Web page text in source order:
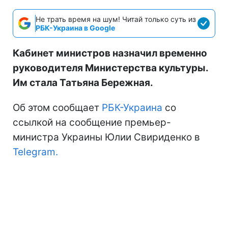
Не трать время на шум! Читай только суть из
РБК-Украина в Google
Кабинет министров назначил временно
руководителя Министерства культуры.
Им стала Татьяна Бережная.
Об этом сообщает РБК-Украина со
ссылкой на сообщение премьер-
министра Украины Юлии Свириденко в
Telegram.